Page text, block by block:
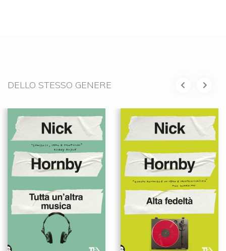
DELLO STESSO GENERE